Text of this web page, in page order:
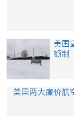
美国
额制
美国两大廉价航